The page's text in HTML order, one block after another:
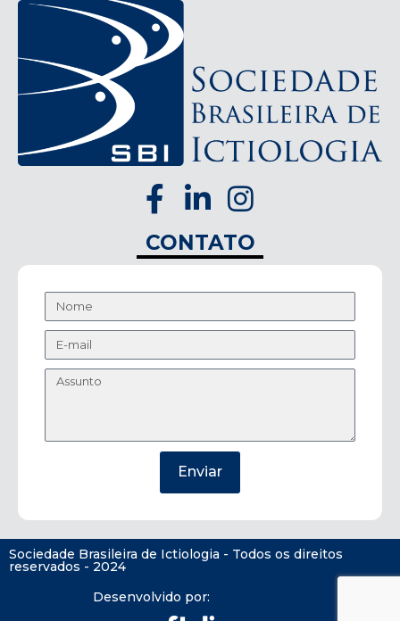
CONTATO
Enviar
Sociedade Brasileira de Ictiologia - Todos os direitos
reservados - 2024
Desenvolvido por: